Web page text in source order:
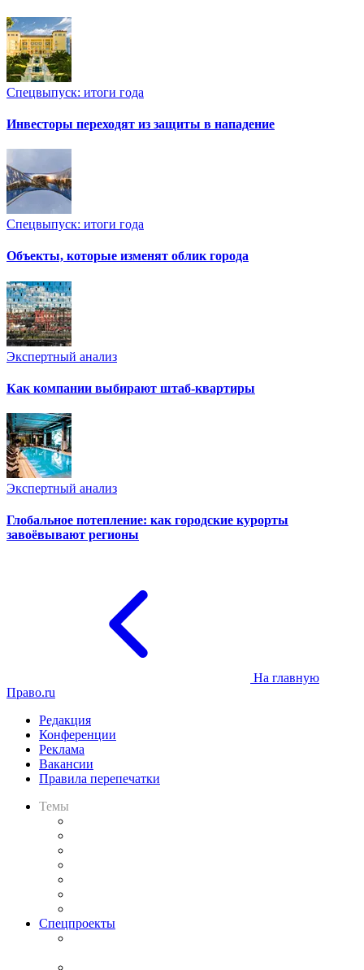
Спецвыпуск: итоги года
Инвесторы переходят из защиты в нападение
Спецвыпуск: итоги года
Объекты, которые изменят облик города
Экспертный анализ
Как компании выбирают штаб-квартиры
Экспертный анализ
Глобальное потепление: как городские курорты
завоёвывают регионы
На главную
Право.ru
Редакция
Конференции
Реклама
Вакансии
Правила перепечатки
Темы
Спецпроекты